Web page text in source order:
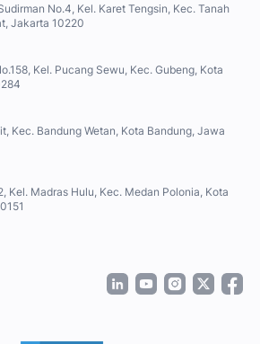
No.4, Kel. Karet Tengsin, Kec. Tanah
Jakarta 10220
Kel. Pucang Sewu, Kec. Gubeng, Kota
Kec. Bandung Wetan, Kota Bandung, Jawa
Kel. Madras Hulu, Kec. Medan Polonia, Kota